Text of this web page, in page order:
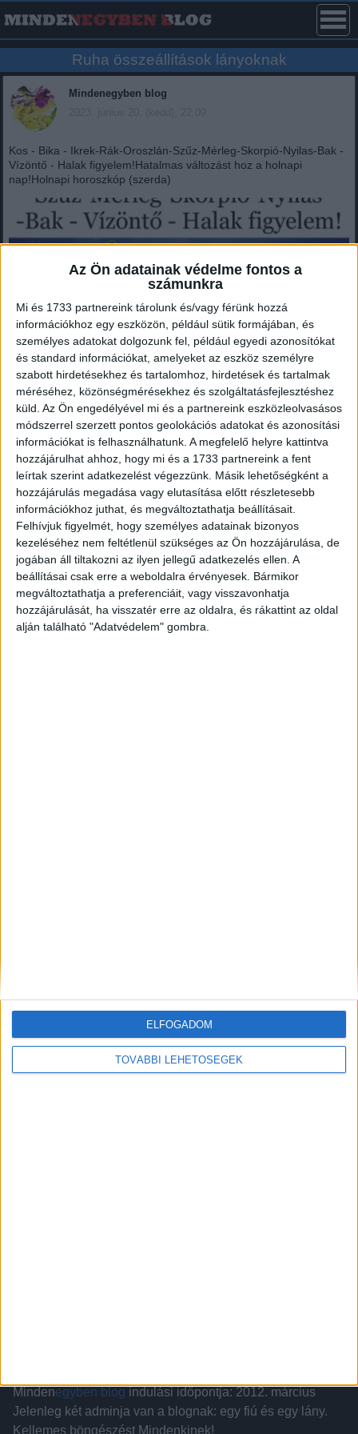
Az Ön adatainak védelme fontos a
számunkra
Mi és 1733 partnereink tárolunk és/vagy férünk hozzá
információkhoz egy eszközön, például sütik formájában, és
személyes adatokat dolgozunk fel, például egyedi azonosítókat
és standard információkat, amelyeket az eszköz személyre
szabott hirdetésekhez és tartalomhoz, hirdetések és tartalmak
méréséhez, közönségmérésekhez és szolgáltatásfejlesztéshez
küld. Az Ön engedélyével mi és a partnereink eszközleolvasásos
módszerrel szerzett pontos geolokációs adatokat és azonosítási
információkat is felhasználhatunk. A megfelelő helyre kattintva
hozzájárulhat ahhoz, hogy mi és a 1733 partnereink a fent
leírtak szerint adatkezelést végezzünk. Másik lehetőségként a
hozzájárulás megadása vagy elutasítása előtt részletesebb
információkhoz juthat, és megváltoztathatja beállításait.
Felhívjuk figyelmét, hogy személyes adatainak bizonyos
kezeléséhez nem feltétlenül szükséges az Ön hozzájárulása, de
jogában áll tiltakozni az ilyen jellegű adatkezelés ellen. A
beállításai csak erre a weboldalra érvényesek. Bármikor
megváltoztathatja a preferenciáit, vagy visszavonhatja
hozzájárulását, ha visszatér erre az oldalra, és rákattint az oldal
alján található "Adatvédelem" gombra.
TOVÁBBI LEHETŐSÉGEK
ELFOGADOM
Ruha összeállítások lányoknak
Mindenegyben blog
Kos - Bika - Ikrek-Rák-Oroszlán-Szűz-Mérleg-Skorpió-Nyilas-Bak -
Vízöntő - Halak figyelem!Hatalmas változást hoz a holnapi
nap!Holnapi horoszkóp (szerda)
Kos - Bika - Ikrek-Rák-Oroszlán-Szűz-Mérleg-Skorpió-
Nyilas-Bak - Vízöntő - Halak figyelem!Hatalmas változást
hoz a holnapi nap!Holnapi horoszkóp (szerda)
Kos - Bika - Ikrek-Rák-Oroszlán-Szűz-Mérleg-Skorpió-Nyilas-Bak -
Vízöntő - Halak figyelem!Hatalmas változást hoz a...
Mindenegyben blog
2016. október 30. (vasárnap)
gyermekeik !
Égjen ez a gyertya azokért az édesanyákért , akiket már csak fájó
szívvel, gondolatban köszönthetnek gyermekeik...
Mindenegyben blog indulási időpontja: 2012. március
Jelenleg két adminja van a blognak: egy fiú és egy lány.
Kellemes böngészést Mindenkinek!